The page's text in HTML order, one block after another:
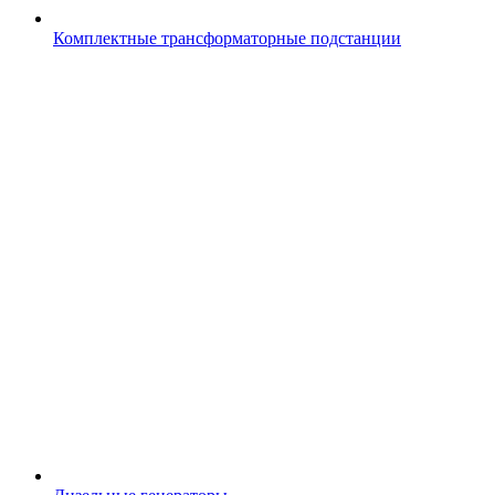
Комплектные трансформаторные подстанции